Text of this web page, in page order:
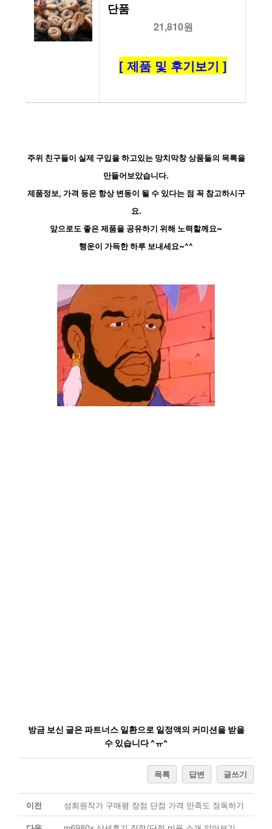
단품
21,810원
[ 제품 및 후기보기 ]
주위 친구들이 실제 구입을 하고있는 망치막창 상품들의 목록을
만들어보았습니다.
제품정보, 가격 등은 항상 변동이 될 수 있다는 점 꼭 참고하시구
요.
앞으로도 좋은 제품을 공유하기 위해 노력할께요~
행운이 가득한 하루 보내세요~^^
방금 보신 글은 파트너스 일환으로 일정액의 커미션을 받을
수 있습니다 ^ㅠ^
목록 답변 글쓰기
이전 성희원작가 구매평 장점 단점 가격 만족도 정독하기